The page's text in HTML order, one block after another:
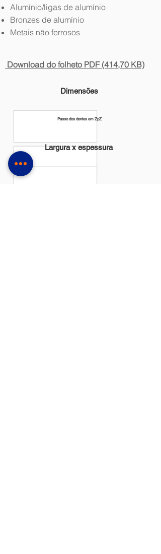
Alumínio/ligas de alumínio
Bronzes de alumínio
Metais não ferrosos
Download do folheto PDF (414,70 KB)
Dimensões
Passo dos dentes em ZpZ
Largura x espessura